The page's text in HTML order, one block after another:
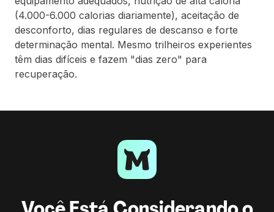
(4.000-6.000 calorias diariamente), aceitação de
desconforto, dias regulares de descanso e forte
determinação mental. Mesmo trilheiros experientes
têm dias difíceis e fazem "dias zero" para
recuperação.